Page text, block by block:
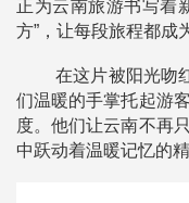
正为云南旅游书写
方”，让每段旅程都成
在这片被阳光吻
们温暖的手掌托起游
度。他们让云南不再
中跃动着温暖记忆的精